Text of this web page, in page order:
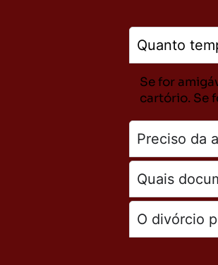
Quanto
Se for
cartório. Se
Preciso da
Quais
O divórcio